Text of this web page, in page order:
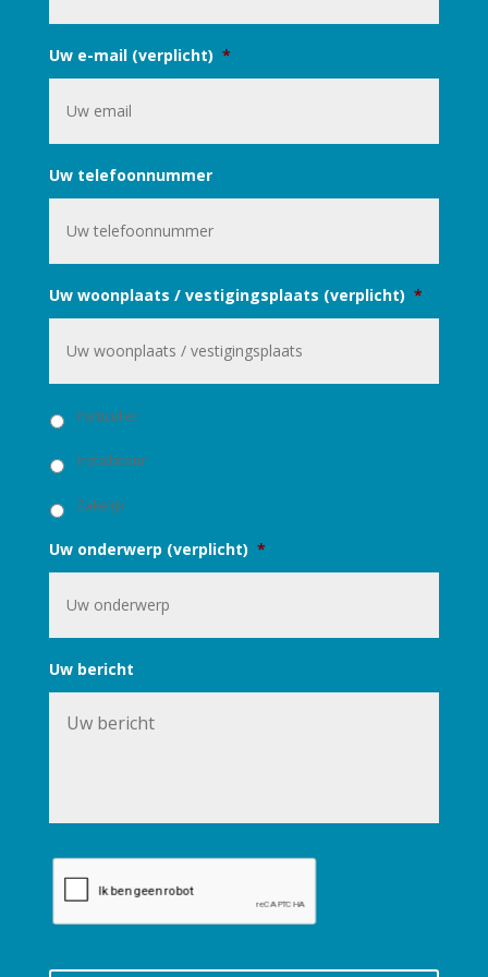
Uw e-mail (verplicht) *
Uw telefoonnummer
Uw woonplaats / vestigingsplaats (verplicht) *
U
b
n
:
Particulier
Installateur
Zakelijk
Uw onderwerp (verplicht) *
Uw bericht